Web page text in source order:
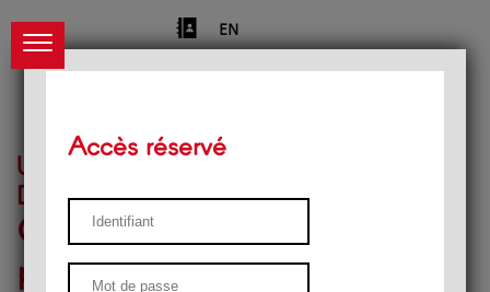
EN
Université de Liège
Département de philosophie
Centre de recherches
phénoménologiques
Accès réservé